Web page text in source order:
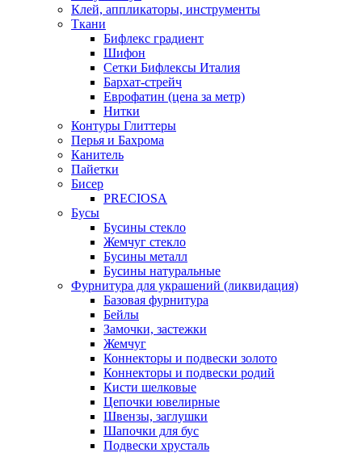
Клей, аппликаторы, инструменты
Ткани
Бифлекс градиент
Шифон
Сетки Бифлексы Италия
Бархат-стрейч
Еврофатин (цена за метр)
Нитки
Контуры Глиттеры
Перья и Бахрома
Канитель
Пайетки
Бисер
PRECIOSA
Бусы
Бусины стекло
Жемчуг стекло
Бусины металл
Бусины натуральные
Фурнитура для украшений (ликвидация)
Базовая фурнитура
Бейлы
Замочки, застежки
Жемчуг
Коннекторы и подвески золото
Коннекторы и подвески родий
Кисти шелковые
Цепочки ювелирные
Швензы, заглушки
Шапочки для бус
Подвески хрусталь